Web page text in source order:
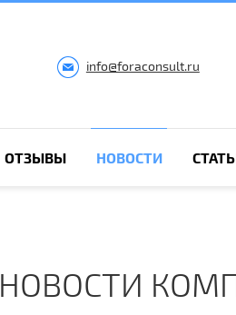
info@foraconsult.ru
ОТЗЫВЫ НОВОСТИ
НОВОСТИ